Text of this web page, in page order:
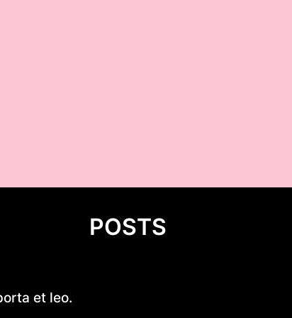
et leo.
POSTS